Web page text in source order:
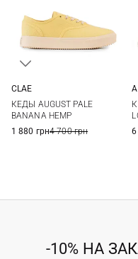
6,5 US
7 US 7,5 US
CLAE
КЕДЫ AUGUST PALE
BANANA HEMP
1 880 грн4 700 грн
-10% НА